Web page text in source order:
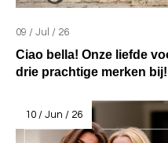
09 / Jul / 26
Ciao bella! Onze liefde
drie prachtige merken bij!
10 / Jun / 26